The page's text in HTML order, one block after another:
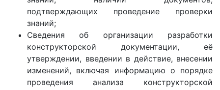
подтверждающих проведение проверки
знаний;
Сведения об организации разработки
конструкторской документации, её
утверждении, введении в действие, внесении
изменений, включая информацию о порядке
проведения анализа конструкторской